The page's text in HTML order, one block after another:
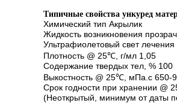
Типичные свойства ункуред
Химический тип Акрылик
Жидкость возникновения
Ультрафиолетовый свет лечения
Плотность @ 25℃, г/мл 1,05
Содержание твердых тел, % 100
Выкостность @ 25℃, мПа.с 650-
Срок годности при хранении @
(Неоткрытый, минимум от даты